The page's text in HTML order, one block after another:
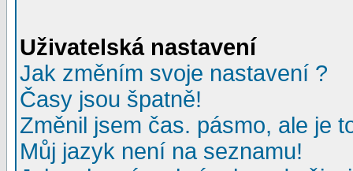
Uživatelská nastavení
Jak změním svoje nastavení ?
Časy jsou špatně!
Změnil jsem čas. pásmo, ale je
Můj jazyk není na seznamu!